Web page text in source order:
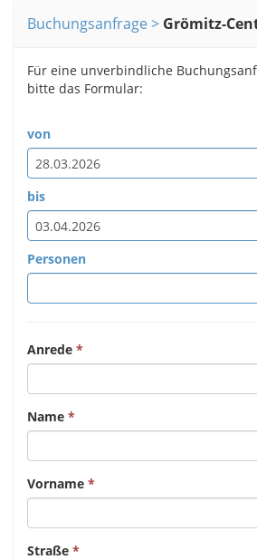
Buchungsanfrage Grömitz-
Für eine unverbindliche
bitte das Formular:
von
bis
Personen
Anrede
Name
Vorname
Straße